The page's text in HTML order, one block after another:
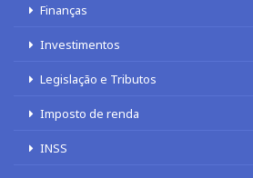
Finanças
Investimentos
Legislação e Tributos
Imposto de renda
INSS